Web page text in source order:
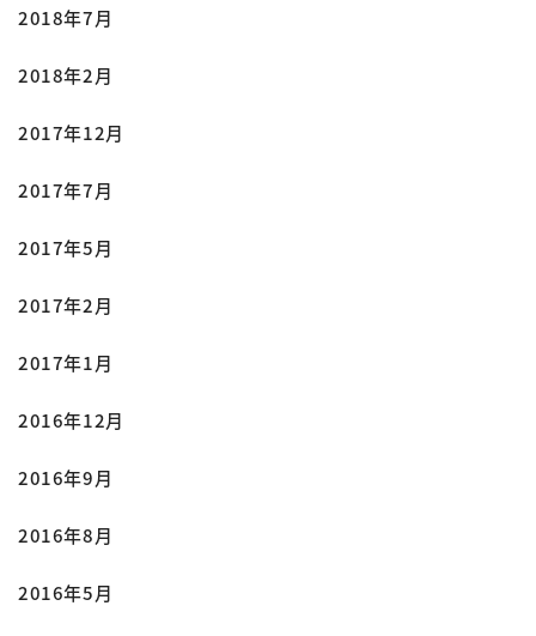
2018年7月
2018年2月
2017年12月
2017年7月
2017年5月
2017年2月
2017年1月
2016年12月
2016年9月
2016年8月
2016年5月